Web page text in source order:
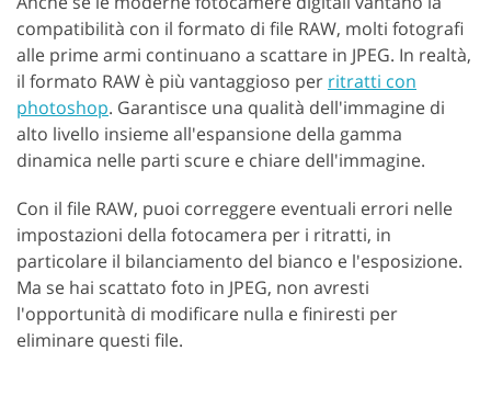
compatibilità con il formato di file RAW, molti fotografi
alle prime armi continuano a scattare in JPEG. In realtà,
il formato RAW è più vantaggioso per ritratti con
photoshop. Garantisce una qualità dell'immagine di
alto livello insieme all'espansione della gamma
dinamica nelle parti scure e chiare dell'immagine.
Con il file RAW, puoi correggere eventuali errori nelle
impostazioni della fotocamera per i ritratti, in
particolare il bilanciamento del bianco e l'esposizione.
Ma se hai scattato foto in JPEG, non avresti
l'opportunità di modificare nulla e finiresti per
eliminare questi file.